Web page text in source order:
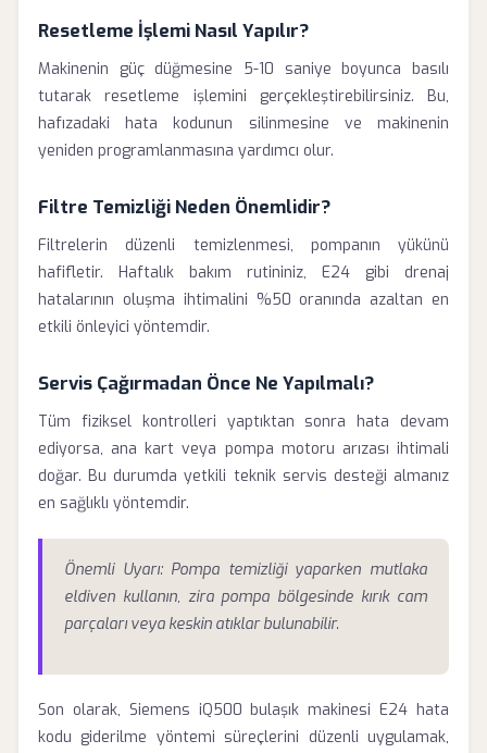
Resetleme İşlemi Nasıl Yapılır?
Makinenin güç düğmesine 5-10 saniye boyunca basılı
tutarak resetleme işlemini gerçekleştirebilirsiniz. Bu,
hafızadaki hata kodunun silinmesine ve makinenin
yeniden programlanmasına yardımcı olur.
Filtre Temizliği Neden Önemlidir?
Filtrelerin düzenli temizlenmesi, pompanın yükünü
hafifletir. Haftalık bakım rutininiz, E24 gibi drenaj
hatalarının oluşma ihtimalini %50 oranında azaltan en
etkili önleyici yöntemdir.
Servis Çağırmadan Önce Ne Yapılmalı?
Tüm fiziksel kontrolleri yaptıktan sonra hata devam
ediyorsa, ana kart veya pompa motoru arızası ihtimali
doğar. Bu durumda yetkili teknik servis desteği almanız
en sağlıklı yöntemdir.
Önemli Uyarı: Pompa temizliği yaparken mutlaka
eldiven kullanın, zira pompa bölgesinde kırık cam
parçaları veya keskin atıklar bulunabilir.
Son olarak, Siemens iQ500 bulaşık makinesi E24 hata
kodu giderilme yöntemi süreçlerini düzenli uygulamak,